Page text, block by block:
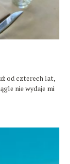
od czterech lat,
nie wydaje mi